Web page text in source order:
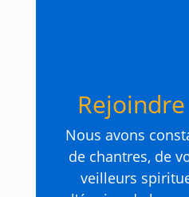
Nous avons
de chantres, de
veilleurs